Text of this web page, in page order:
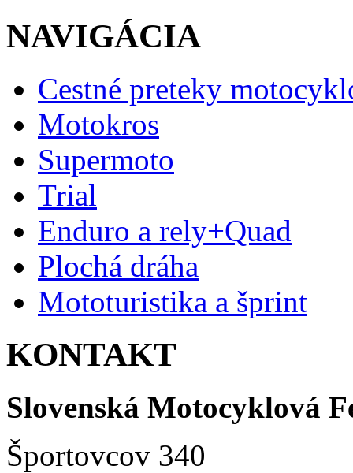
NAVIGÁCIA
Cestné preteky
Motokros
Supermoto
Trial
Enduro a rely+Quad
Plochá dráha
Mototuristika a šprint
KONTAKT
Slovenská Motocyklová
Športovcov 340